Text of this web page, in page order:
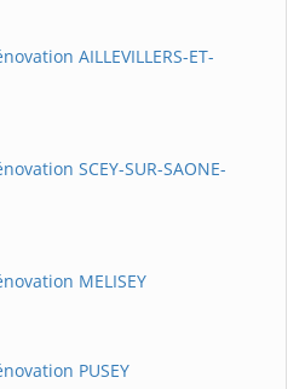
AILLEVILLERS-ET-
SCEY-SUR-SAONE-
MELISEY
PUSEY